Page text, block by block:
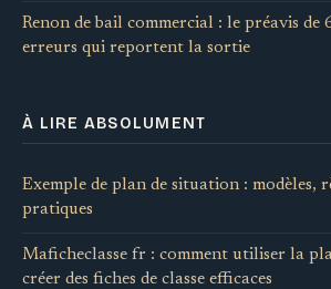
Renon de bail commercial : le préavis de
erreurs qui reportent la sortie
À LIRE ABSOLUMENT
Exemple de plan de situation : modèles,
pratiques
Maficheclasse fr : comment utiliser la
créer des fiches de classe efficaces